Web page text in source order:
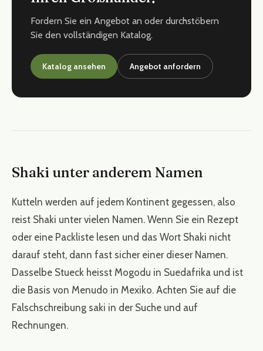
Fordern Sie ein Angebot an oder durchstöbern
Sie den vollständigen Katalog.
Katalog ansehen Angebot anfordern
Shaki unter anderem Namen
Kutteln werden auf jedem Kontinent gegessen, also
reist Shaki unter vielen Namen. Wenn Sie ein Rezept
oder eine Packliste lesen und das Wort Shaki nicht
darauf steht, dann fast sicher einer dieser Namen.
Dasselbe Stueck heisst Mogodu in Suedafrika und ist
die Basis von Menudo in Mexiko. Achten Sie auf die
Falschschreibung saki in der Suche und auf
Rechnungen.